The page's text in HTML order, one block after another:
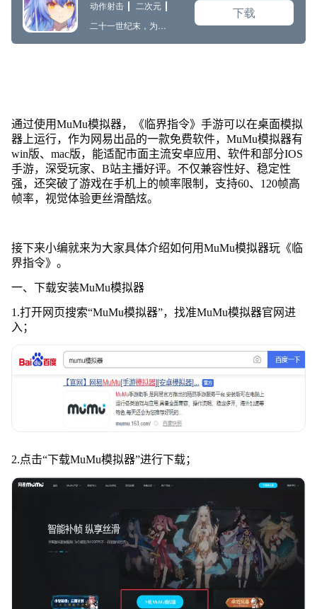
通过使用MuMu模拟器，《临界指令》手游可以在桌面模拟
器上运行，作为网易出品的一款免费软件，MuMu模拟器有
win版、mac版，能适配市面主流安卓应用、软件和部分IOS
手游，深受玩家、B站主播好评。不仅兼容性好、稳定性
强，还突破了游戏在手机上的帧率限制，支持60、120帧高
帧率，视觉体验更丝滑酷炫。
接下来小编就来为大家具体介绍如何用MuMu模拟器玩《临
界指令》。
一、下载安装MuMu模拟器
1.打开网页搜索“MuMu模拟器”，找准MuMu模拟器官网进
入；
2.点击“下载MuMu模拟器”进行下载；